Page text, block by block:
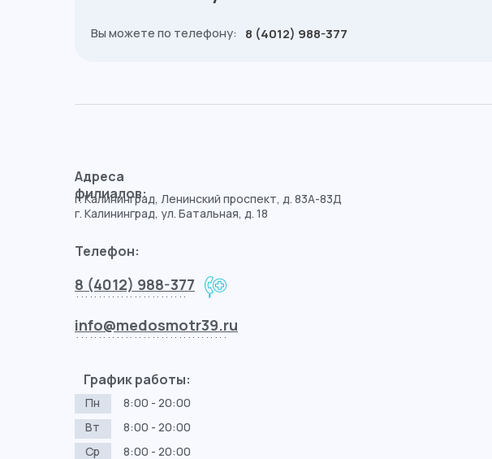
Вы можете по телефону: 8 (4012) 988-377
г. Калининград, Ленинский проспект, д. 83А-83Д
г. Калининград, ул. Батальная, д. 18
.........................
8 (4012) 988-377
Адреса
филиалов:
Телефон:
График работы:
Вт
Ср
8:00 - 20:00
Пн 8:00 - 20:00
8:00 - 20:00
..................................
info@medosmotr39.ru